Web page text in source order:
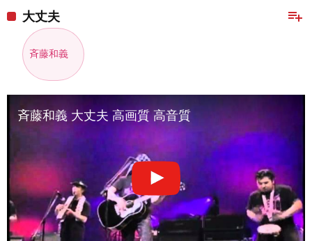
playlist_add
大丈夫
斉藤和義
斉藤和義 大丈夫 高画質 高音質